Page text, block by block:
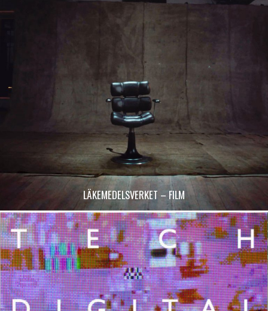
LÄKEMEDELSVERKET – FILM